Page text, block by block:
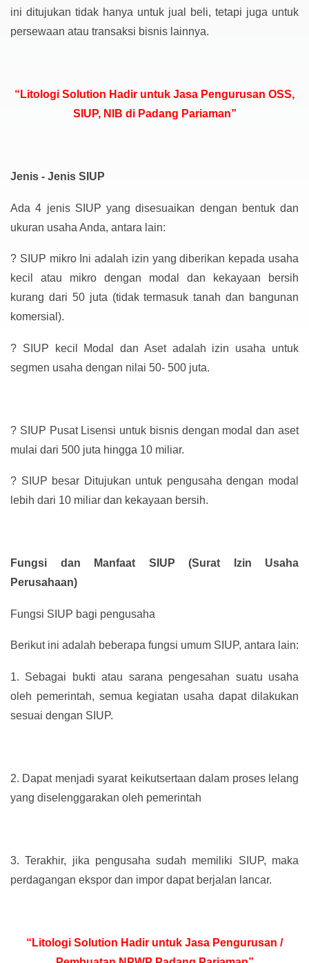
ini ditujukan tidak hanya untuk jual beli, tetapi juga untuk
persewaan atau transaksi bisnis lainnya.
“Litologi Solution Hadir untuk Jasa Pengurusan OSS,
SIUP, NIB di Padang Pariaman”
Jenis - Jenis SIUP
Ada 4 jenis SIUP yang disesuaikan dengan bentuk dan
ukuran usaha Anda, antara lain:
? SIUP mikro Ini adalah izin yang diberikan kepada usaha
kecil atau mikro dengan modal dan kekayaan bersih
kurang dari 50 juta (tidak termasuk tanah dan bangunan
komersial).
? SIUP kecil Modal dan Aset adalah izin usaha untuk
segmen usaha dengan nilai 50- 500 juta.
? SIUP Pusat Lisensi untuk bisnis dengan modal dan aset
mulai dari 500 juta hingga 10 miliar.
? SIUP besar Ditujukan untuk pengusaha dengan modal
lebih dari 10 miliar dan kekayaan bersih.
Fungsi dan Manfaat SIUP (Surat Izin Usaha
Perusahaan)
Fungsi SIUP bagi pengusaha
Berikut ini adalah beberapa fungsi umum SIUP, antara lain:
1. Sebagai bukti atau sarana pengesahan suatu usaha
oleh pemerintah, semua kegiatan usaha dapat dilakukan
sesuai dengan SIUP.
2. Dapat menjadi syarat keikutsertaan dalam proses lelang
yang diselenggarakan oleh pemerintah
3. Terakhir, jika pengusaha sudah memiliki SIUP, maka
perdagangan ekspor dan impor dapat berjalan lancar.
“Litologi Solution Hadir untuk Jasa Pengurusan /